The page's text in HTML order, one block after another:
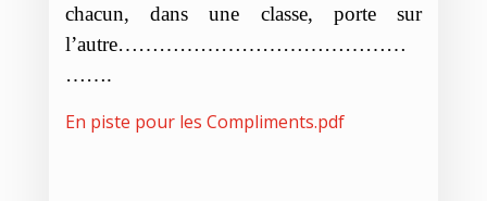
chacun, dans une classe, porte sur
l’autre……………………………………
…….
En piste pour les Compliments.pdf